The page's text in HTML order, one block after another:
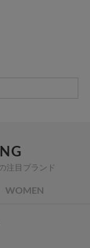
注目ブランド
WOMEN